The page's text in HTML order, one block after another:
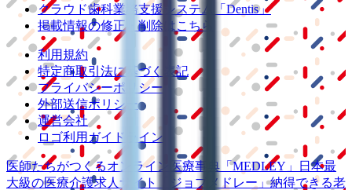
クラウド歯科業務支援システム
「Dentis」
掲載情報の修正・削除はこちら
利用規約
特定商取引法に基づく表記
プライバシーポリシー
外部送信ポリシー
運営会社
ロゴ利用ガイドライン
医師たちがつくるオンライン医療事典 「MEDLEY」
日本最
大級の医療介護求人サイト 「ジョブメドレー」納得できる老